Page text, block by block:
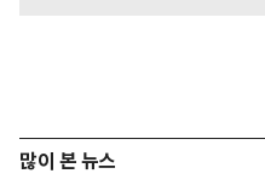
많이 본 뉴스